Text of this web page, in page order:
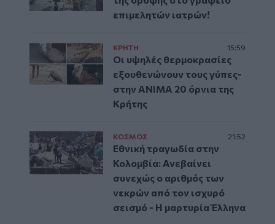
επιμελητών ιατρών!
ΚΡΗΤΗ 15:59
Οι υψηλές θερμοκρασίες
εξουθενώνουν τους γύπες-
στην ΑΝΙΜΑ 20 όρνια της
Κρήτης
ΚΟΣΜΟΣ 21:52
Εθνική τραγωδία στην
Κολομβία: Ανεβαίνει
συνεχώς ο αριθμός των
νεκρών από τον ισχυρό
σεισμό - Η μαρτυρία Έλληνα